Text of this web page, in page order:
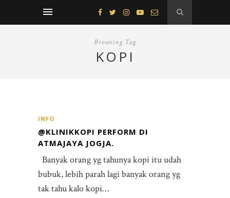
Browsing Tag
KOPI
INFO
@KLINIKKOPI PERFORM DI
ATMAJAYA JOGJA.
Banyak orang yg tahunya kopi itu udah
bubuk, lebih parah lagi banyak orang yg
tak tahu kalo kopi…